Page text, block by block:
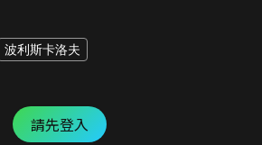
波利斯卡洛夫
請先登入